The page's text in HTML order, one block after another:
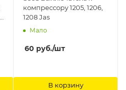
компрессору 1205, 1206,
1208 Jas
Мало
60 руб./шт
В корзину